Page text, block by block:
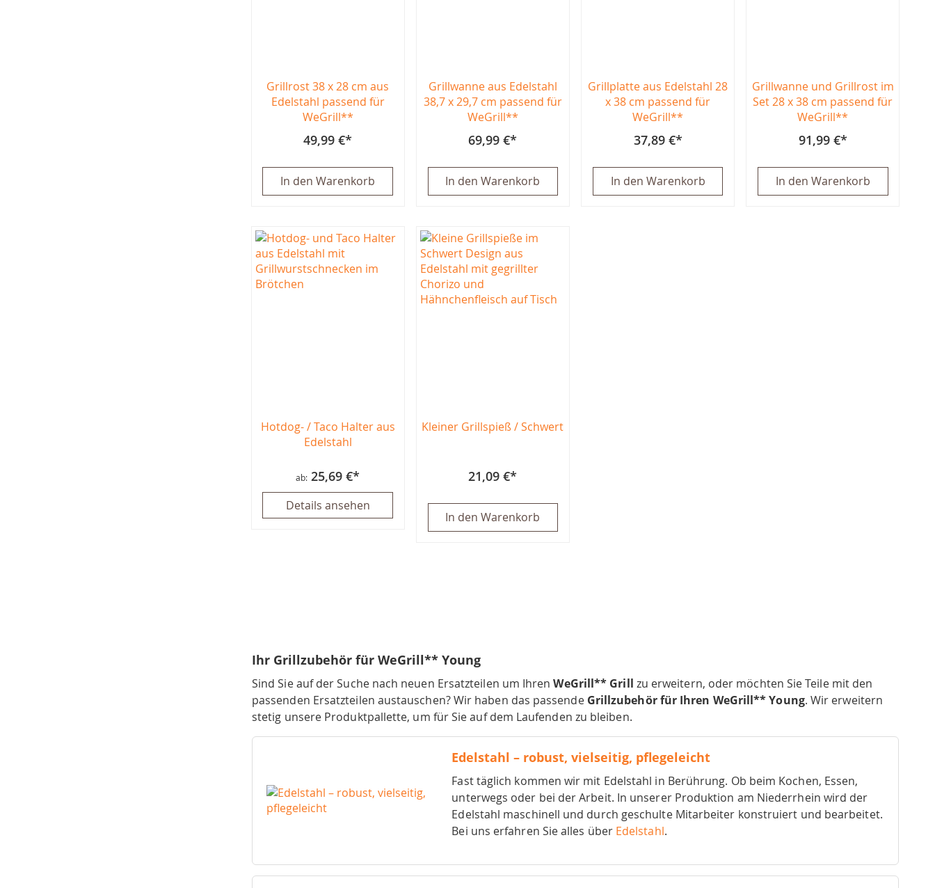
Grillrost 38 x 28 cm aus
Edelstahl passend für
WeGrill**
49,99 €
In den Warenkorb
Grillwanne aus Edelstahl
38,7 x 29,7 cm passend für
WeGrill**
69,99 €
In den Warenkorb
Grillplatte aus Edelstahl 28
x 38 cm passend für
WeGrill**
37,89 €
In den Warenkorb
Grillwanne und Grillrost im
Set 28 x 38 cm passend für
WeGrill**
91,99 €
In den Warenkorb
Hotdog- / Taco Halter aus
Edelstahl
ab 25,69 €
Details ansehen
Kleiner Grillspieß / Schwert
21,09 €
In den Warenkorb
Ihr Grillzubehör für WeGrill** Young
Sind Sie auf der Suche nach neuen Ersatzteilen um IhrenWeGrill** Grill zu erweitern, oder möchten Sie Teile mit den
passenden Ersatzteilen austauschen? Wir haben das passende Grillzubehör für Ihren WeGrill** Young. Wir erweitern
stetig unsere Produktpallette, um für Sie auf dem Laufenden zu bleiben.
Edelstahl – robust, vielseitig, pflegeleicht
Fast täglich kommen wir mit Edelstahl in Berührung. Ob beim Kochen, Essen,
unterwegs oder bei der Arbeit. In unserer Produktion am Niederrhein wird der
Edelstahl maschinell und durch geschulte Mitarbeiter konstruiert und bearbeitet.
Bei uns erfahren Sie alles über Edelstahl.